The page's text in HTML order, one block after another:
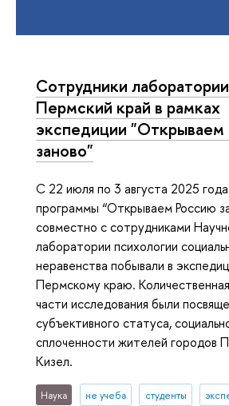
Сотрудники
Пермский край в рамках
экспедиции "Открываем
заново"
С 22 июля по 3 августа 2025
программы “Открываем Россию
совместно с сотрудниками
лаборатории психологии
неравенства побывали в
Пермскому краю.
части исследования были
субъективного статуса,
сплоченности жителей городов
Кизел.
Наука не учеба студенты